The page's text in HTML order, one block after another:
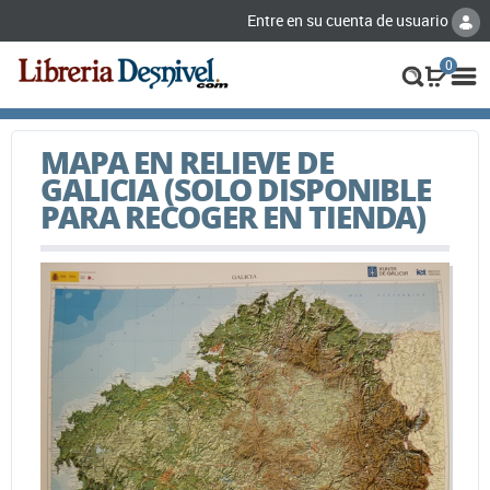
Entre en su cuenta de usuario
0
MAPA EN RELIEVE DE
GALICIA (SOLO DISPONIBLE
PARA RECOGER EN TIENDA)